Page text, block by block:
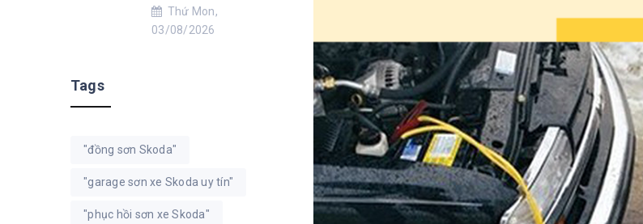
Thứ Mon,
03/08/2026
Tags
"đồng sơn Skoda"
"garage sơn xe Skoda uy tín"
"phục hồi sơn xe Skoda"